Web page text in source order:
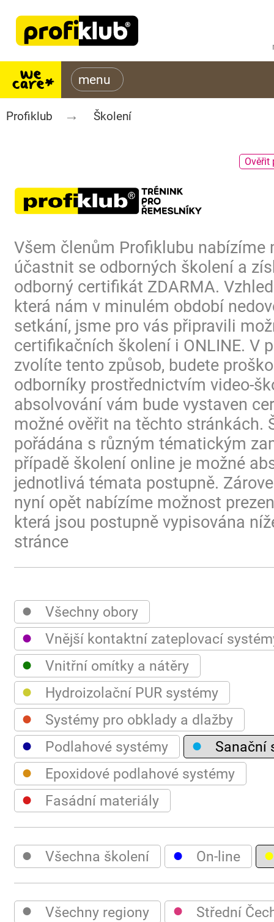
Profiklub Školení
Ověřit
Všem členům Profiklubu nabízíme
účastnit se odborných školení a
odborný certifikát ZDARMA.
která nám v minulém období
setkání, jsme pro vás připravili
certifikačních školení i ONLINE. V
zvolíte tento způsob, budete
odborníky prostřednictvím video-
absolvování vám bude vystaven
možné ověřit na těchto stránkách.
pořádána s různým tématickým
případě školení online je možné
jednotlivá témata postupně.
nyní opět nabízíme možnost
která jsou postupně vypisována
stránce
● Všechny obory
● Vnější kontaktní zateplovací
● Vnitřní omítky a nátěry
● Hydroizolační PUR systémy
● Systémy pro obklady a dlažby
● Podlahové systémy ● Sanační
● Epoxidové podlahové systémy
● Fasádní materiály
● Všechna školení ● On-line ●
● Všechny regiony ● Střední